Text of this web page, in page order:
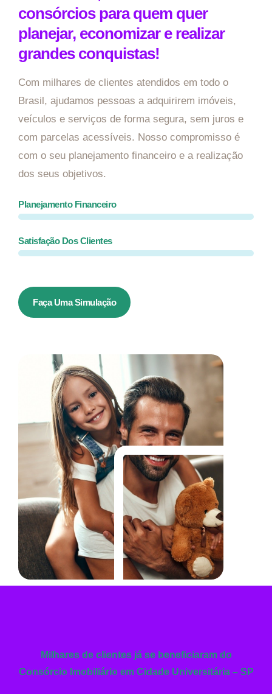
consórcios para quem quer
planejar, economizar e realizar
grandes conquistas!
Com milhares de clientes atendidos em todo o
Brasil, ajudamos pessoas a adquirirem imóveis,
veículos e serviços de forma segura, sem juros e
com parcelas acessíveis. Nosso compromisso é
com o seu planejamento financeiro e a realização
dos seus objetivos.
Planejamento Financeiro
Satisfação Dos Clientes
Faça Uma Simulação
Milhares de clientes já se beneficiaram do
Consórcio Imobiliário em Cidade Universitária – SP